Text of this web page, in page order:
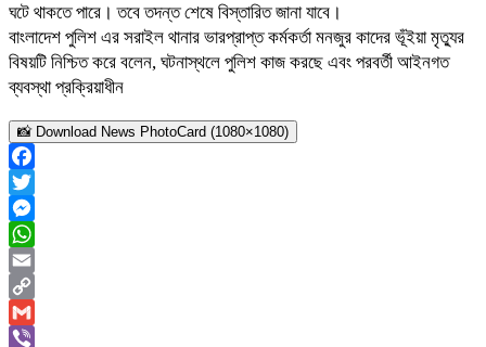
ঘটে থাকতে পারে। তবে তদন্ত শেষে বিস্তারিত জানা যাবে।
বাংলাদেশ পুলিশ এর সরাইল থানার ভারপ্রাপ্ত কর্মকর্তা মনজুর কাদের ভূঁইয়া মৃত্যুর
বিষয়টি নিশ্চিত করে বলেন, ঘটনাস্থলে পুলিশ কাজ করছে এবং পরবর্তী আইনগত
ব্যবস্থা প্রক্রিয়াধীন
📸 Download News PhotoCard (1080×1080)
Facebook
Twitter
Messenger
WhatsApp
Email
Copy
Link
Gmail